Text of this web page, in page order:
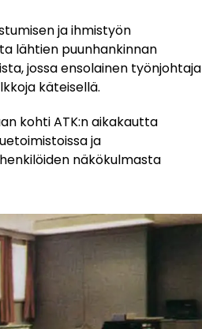
ja ihmistyön
lähtien puunhankinnan
jossa ensolainen työnjohtaja
käteisellä.
kohti ATK:n aikakautta
ja
näkökulmasta